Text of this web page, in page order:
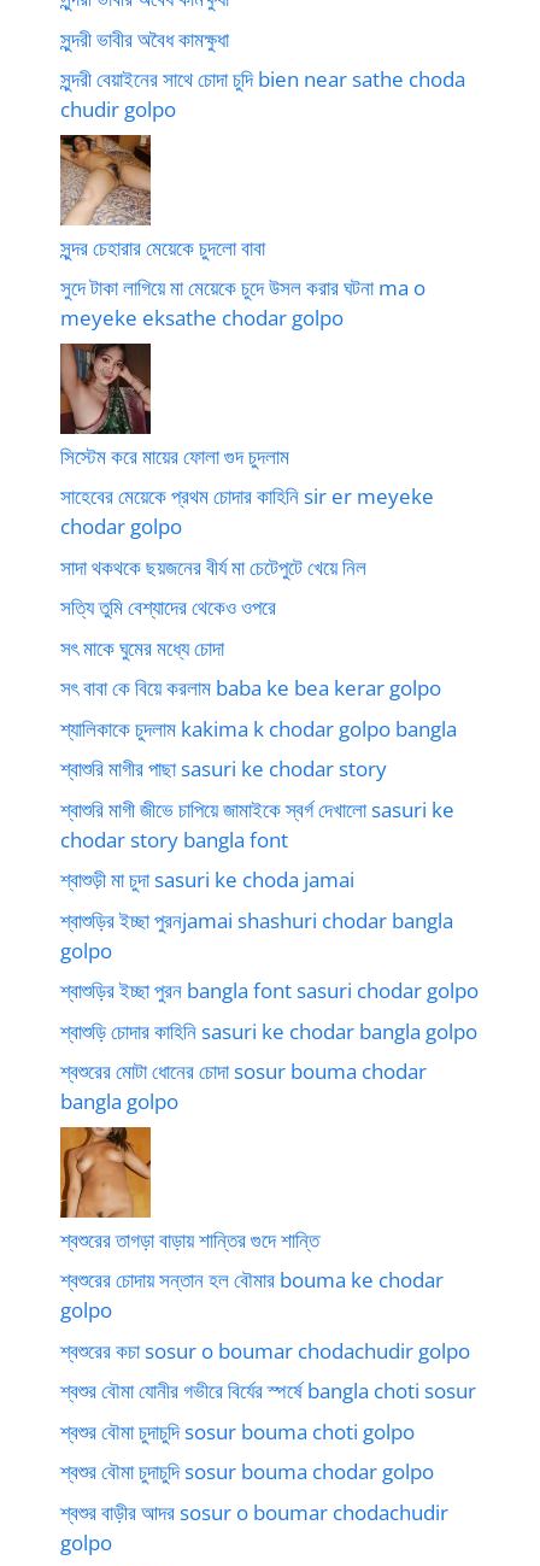
সুন্দরী ভাবীর অবৈধ কামক্ষুধা
সুন্দরী বেয়াইনের সাথে চোদা চুদি bien near sathe choda
chudir golpo
সুন্দর চেহারার মেয়েকে চুদলো বাবা
সুদে টাকা লাগিয়ে মা মেয়েকে চুদে উসল করার ঘটনা ma o
meyeke eksathe chodar golpo
সিস্টেম করে মায়ের ফোলা গুদ চুদলাম
সাহেবের মেয়েকে প্রথম চোদার কাহিনি sir er meyeke
chodar golpo
সাদা থকথকে ছয়জনের বীর্য মা চেটেপুটে খেয়ে নিল
সত্যি তুমি বেশ্যাদের থেকেও ওপরে
সৎ মাকে ঘুমের মধ্যে চোদা
সৎ বাবা কে বিয়ে করলাম baba ke bea kerar golpo
শ্যালিকাকে চুদলাম kakima k chodar golpo bangla
শ্বাশুরি মাগীর পাছা sasuri ke chodar story
শ্বাশুরি মাগী জীভে চাপিয়ে জামাইকে স্বর্গ দেখালো sasuri ke
chodar story bangla font
শ্বাশুড়ী মা চুদা sasuri ke choda jamai
শ্বাশুড়ির ইচ্ছা পুরনjamai shashuri chodar bangla
golpo
শ্বাশুড়ির ইচ্ছা পুরন bangla font sasuri chodar golpo
শ্বাশুড়ি চোদার কাহিনি sasuri ke chodar bangla golpo
শ্বশুরের মোটা ধোনের চোদা sosur bouma chodar
bangla golpo
শ্বশুরের তাগড়া বাড়ায় শান্তির গুদে শান্তি
শ্বশুরের চোদায় সন্তান হল বৌমার bouma ke chodar
golpo
শ্বশুরের কচা sosur o boumar chodachudir golpo
শ্বশুর বৌমা যোনীর গভীরে বির্যের স্পর্ষে bangla choti sosur
শ্বশুর বৌমা চুদাচুদি sosur bouma choti golpo
শ্বশুর বৌমা চুদাচুদি sosur bouma chodar golpo
শ্বশুর বাড়ীর আদর sosur o boumar chodachudir
golpo